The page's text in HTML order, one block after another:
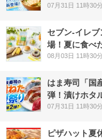
07月31日 11時30分
セブン‐イレ
場！夏に食べ
08月03日 11時30分
はま寿司「国
弾！漬けホタ
07月31日 11時30分
ピザハット夏